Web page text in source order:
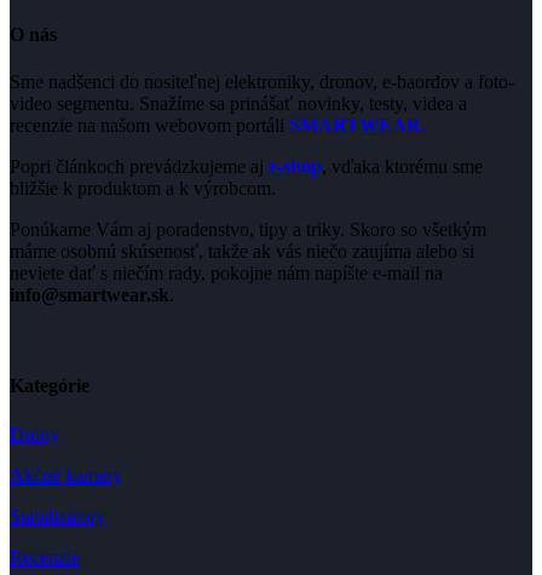
O nás
Sme nadšenci do nositeľnej elektroniky, dronov, e-baordov a foto-
video segmentu. Snažíme sa prinášať novinky, testy, videa a
recenzie na našom webovom portáli SMARTWEAR.
Popri článkoch prevádzkujeme aj e-shop, vďaka ktorému sme
bližšie k produktom a k výrobcom.
Ponúkame Vám aj poradenstvo, tipy a triky. Skoro so všetkým
máme osobnú skúsenosť, takže ak vás niečo zaujíma alebo si
neviete dať s niečím rady, pokojne nám napíšte e-mail na
info@smartwear.sk.
Kategórie
Drony
Akčné kamery
Stabilizátory
Recenzie